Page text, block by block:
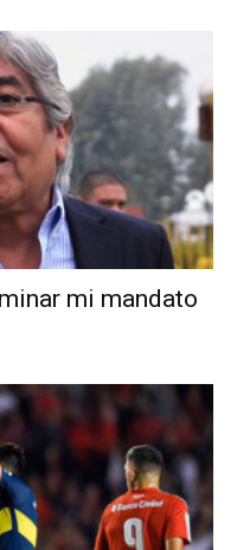
mi mandato